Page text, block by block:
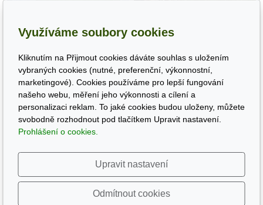
Využíváme soubory cookies
Kliknutím na Přijmout cookies dáváte souhlas s uložením
vybraných cookies (nutné, preferenční, výkonnostní,
marketingové). Cookies používáme pro lepší fungování
našeho webu, měření jeho výkonnosti a cílení a
personalizaci reklam. To jaké cookies budou uloženy, můžete
svobodně rozhodnout pod tlačítkem Upravit nastavení.
Prohlášení o cookies.
Upravit nastavení
Odmítnout cookies